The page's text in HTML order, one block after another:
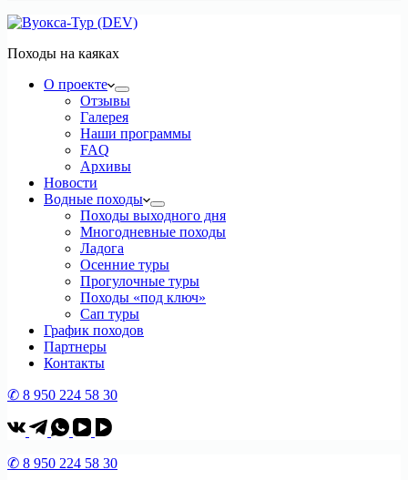
Походы на каяках
О проекте
Отзывы
Галерея
Наши программы
FAQ
Архивы
Новости
Водные походы
Походы выходного дня
Многодневные походы
Ладога
Осенние туры
Прогулочные туры
Походы «под ключ»
Сап туры
График походов
Партнеры
Контакты
✆ 8 950 224 58 30
✆ 8 950 224 58 30